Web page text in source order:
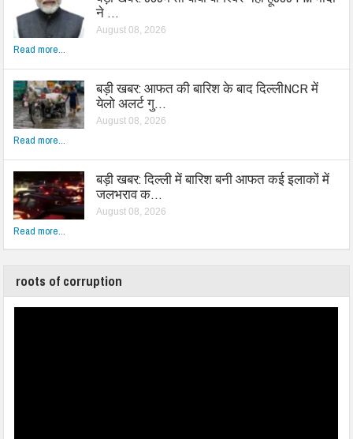
ने …
August 08, 2026
Read more...
बड़ी खबर: आफत की बारिश के बाद दिल्लीNCR में
येलो अलर्ट गु…
August 08, 2026
Read more...
बड़ी खबर: दिल्ली में बारिश बनी आफत कई इलाकों में
जलभराव क…
August 08, 2026
Read more...
roots of corruption